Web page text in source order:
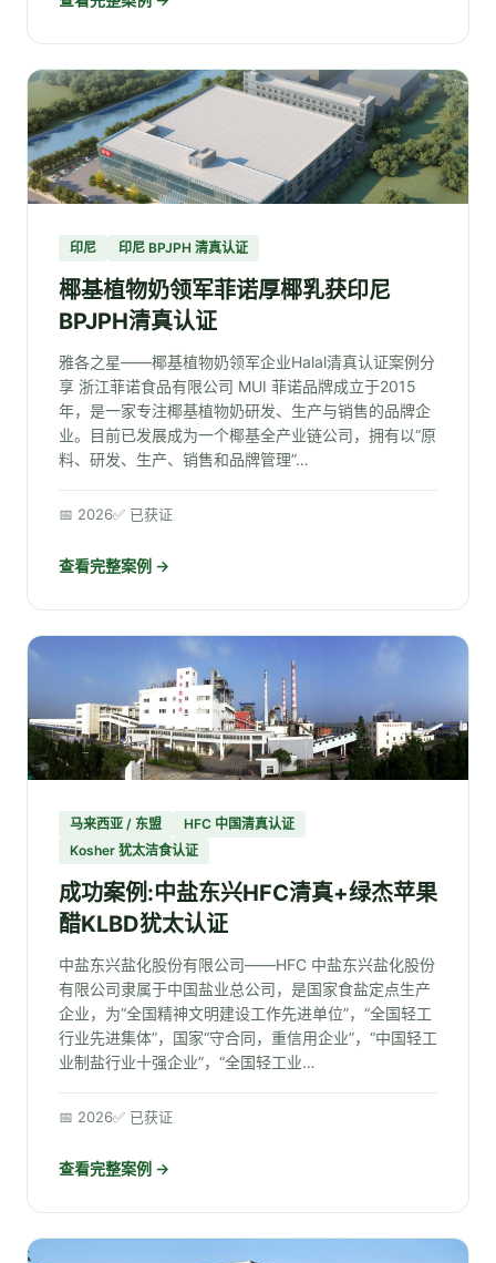
印尼 印尼 BPJPH 清真认证
椰基植物奶领军菲诺厚椰乳获印尼
BPJPH清真认证
雅各之星——椰基植物奶领军企业Halal清真认证案例分
享 浙江菲诺食品有限公司 MUI 菲诺品牌成立于2015
年，是一家专注椰基植物奶研发、生产与销售的品牌企
业。目前已发展成为一个椰基全产业链公司，拥有以“原
料、研发、生产、销售和品牌管理”…
📅 2026✅ 已获证
查看完整案例 →
马来西亚 / 东盟
HFC 中国清真认证
Kosher 犹太洁食认证
成功案例:中盐东兴HFC清真+绿杰苹果
醋KLBD犹太认证
中盐东兴盐化股份有限公司——HFC 中盐东兴盐化股份
有限公司隶属于中国盐业总公司，是国家食盐定点生产
企业，为“全国精神文明建设工作先进单位”，“全国轻工
行业先进集体”，国家“守合同，重信用企业”，“中国轻工
业制盐行业十强企业”，“全国轻工业…
📅 2026✅ 已获证
查看完整案例 →